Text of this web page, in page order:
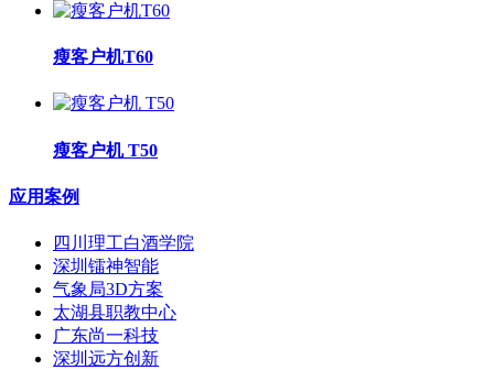
瘦客户机T60
瘦客户机 T50
应用案例
四川理工白酒学院
深圳镭神智能
气象局3D方案
太湖县职教中心
广东尚一科技
深圳远方创新